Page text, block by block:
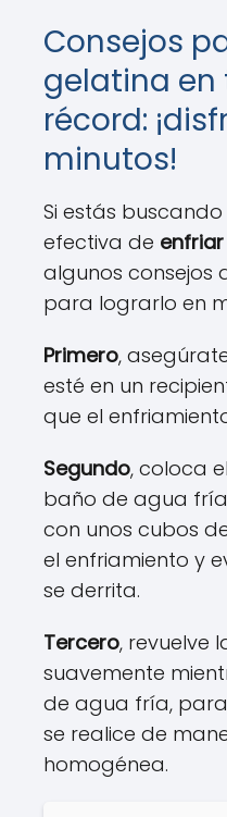
Consejos
gelatina
récord:
minutos!
Si estás
efectiva de
algunos consejos
para lograrlo en
Primero,
esté en un
que el
Segundo, coloca
baño de agua
con unos cubos
el enfriamiento y
se derrita.
Tercero, revuelve
suavemente
de agua fría,
se realice de
homogénea.